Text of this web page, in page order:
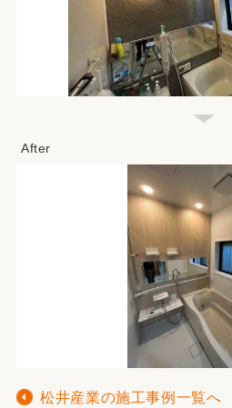
松井産業の施工事例一覧へ